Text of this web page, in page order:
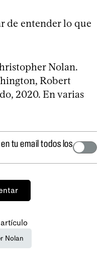
de entender lo que
Nolan.
Robert
2020. En varias
en tu email todos los
Nolan